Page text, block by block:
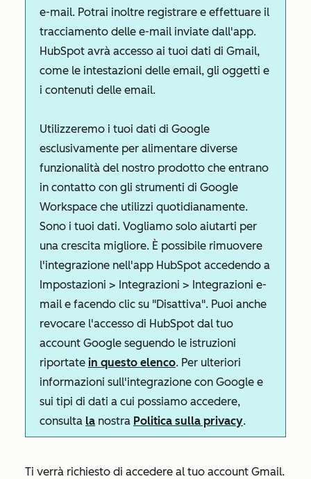
e-mail. Potrai inoltre registrare e effettuare il
tracciamento delle e-mail inviate dall'app.
HubSpot avrà accesso ai tuoi dati di Gmail,
come le intestazioni delle email, gli oggetti e
i contenuti delle email.
Utilizzeremo i tuoi dati di Google
esclusivamente per alimentare diverse
funzionalità del nostro prodotto che entrano
in contatto con gli strumenti di Google
Workspace che utilizzi quotidianamente.
Sono i tuoi dati. Vogliamo solo aiutarti per
una crescita migliore. È possibile rimuovere
l'integrazione nell'app HubSpot accedendo a
Impostazioni > Integrazioni > Integrazioni e-
mail e facendo clic su "Disattiva". Puoi anche
revocare l'accesso di HubSpot dal tuo
account Google seguendo le istruzioni
riportate in questo elenco. Per ulteriori
informazioni sull'integrazione con Google e
sui tipi di dati a cui possiamo accedere,
consulta la nostra Politica sulla privacy.
Ti verrà richiesto di accedere al tuo account Gmail.